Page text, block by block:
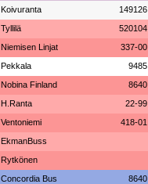
Koivuranta 149126
Tyllilä 520104
Niemisen Linjat 337-00
Pekkala 9485
Nobina Finland 8640
H.Ranta 22-99
Ventoniemi 418-01
EkmanBuss
Rytkönen
Concordia Bus 8640